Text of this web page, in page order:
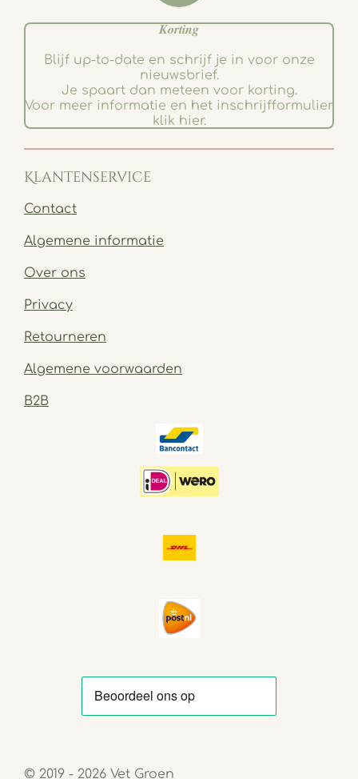
𝑲𝒐𝒓𝒕𝒊𝒏𝒈
Blijf up-to-date en schrijf je in voor onze
nieuwsbrief.
Je spaart dan meteen voor korting.
Voor meer informatie en het inschrijfformulier
klik hier.
Klantenservice
Contact
Algemene informatie
Over ons
Privacy
Retourneren
Algemene voorwaarden
B2B
© 2019 - 2026 Vet Groen